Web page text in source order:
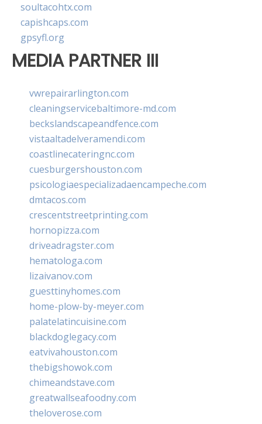
soultacohtx.com
capishcaps.com
gpsyfl.org
MEDIA PARTNER III
vwrepairarlington.com
cleaningservicebaltimore-md.com
beckslandscapeandfence.com
vistaaltadelveramendi.com
coastlinecateringnc.com
cuesburgershouston.com
psicologiaespecializadaencampeche.com
dmtacos.com
crescentstreetprinting.com
hornopizza.com
driveadragster.com
hematologa.com
lizaivanov.com
guesttinyhomes.com
home-plow-by-meyer.com
palatelatincuisine.com
blackdoglegacy.com
eatvivahouston.com
thebigshowok.com
chimeandstave.com
greatwallseafoodny.com
theloverose.com